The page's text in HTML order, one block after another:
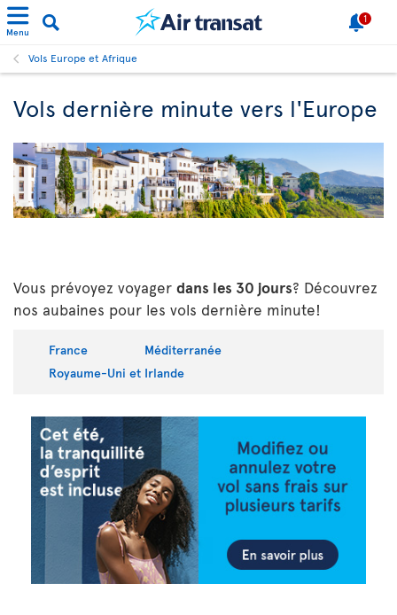
Menu
1
Vols Europe et Afrique
Vols dernière minute vers l'Europe
Vous prévoyez voyager dans les 30 jours? Découvrez
nos aubaines pour les vols dernière minute!
France
Méditerranée
Royaume-Uni et Irlande